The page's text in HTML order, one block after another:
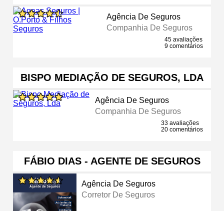
Agência De Seguros
Companhia De Seguros
45 avaliações
9 comentários
BISPO MEDIAÇÃO DE SEGUROS, LDA
Agência De Seguros
Companhia De Seguros
33 avaliações
20 comentários
FÁBIO DIAS - AGENTE DE SEGUROS
Agência De Seguros
Corretor De Seguros